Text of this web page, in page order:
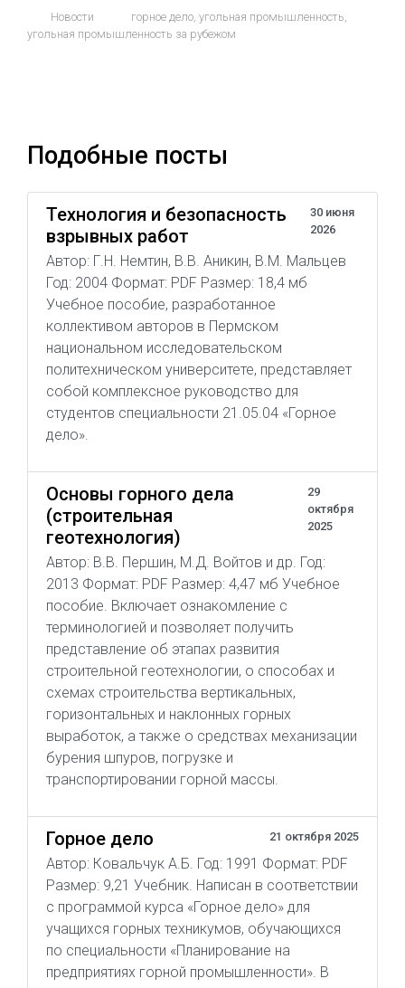
Новости горное дело,угольная промышленность,
угольная промышленность за рубежом
Подобные посты
Технология и безопасность
взрывных работ
30 июня
2026
Автор: Г.Н. Немтин, В.В. Аникин, В.М. Мальцев
Год: 2004 Формат: PDF Размер: 18,4 мб
Учебное пособие, разработанное
коллективом авторов в Пермском
национальном исследовательском
политехническом университете, представляет
собой комплексное руководство для
студентов специальности 21.05.04 «Горное
дело».
Основы горного дела
(строительная
геотехнология)
29
октября
2025
Автор: В.В. Першин, М.Д. Войтов и др. Год:
2013 Формат: PDF Размер: 4,47 мб Учебное
пособие. Включает ознакомление с
терминологией и позволяет получить
представление об этапах развития
строительной геотехнологии, о способах и
схемах строительства вертикальных,
горизонтальных и наклонных горных
выработок, а также о средствах механизации
бурения шпуров, погрузке и
транспортировании горной массы.
Горное дело 21 октября 2025
Автор: Ковальчук А.Б. Год: 1991 Формат: PDF
Размер: 9,21 Учебник. Написан в соответствии
с программой курса «Горное дело» для
учащихся горных техникумов, обучающихся
по специальности «Планирование на
предприятиях горной промышленности». В